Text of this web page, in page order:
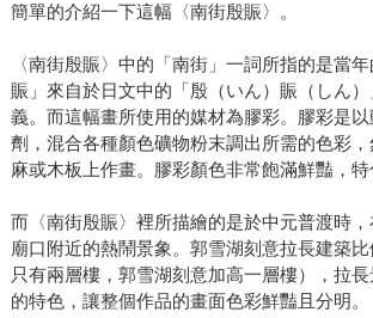
簡單的介紹一下這幅〈南街殷賑〉。
〈南街殷賑〉中的「南街」一詞所指的是當
賑」來自於日文中的「殷（いん）賑（しん
義。而這幅畫所使用的媒材為膠彩。膠彩是
劑，混合各種顏色礦物粉末調出所需的色彩，
麻或木板上作畫。膠彩顏色非常飽滿鮮豔，特
而〈南街殷賑〉裡所描繪的是於中元普渡時
廟口附近的熱鬧景象。郭雪湖刻意拉長建築
只有兩層樓，郭雪湖刻意加高一層樓），拉
的特色，讓整個作品的畫面色彩鮮豔且分明